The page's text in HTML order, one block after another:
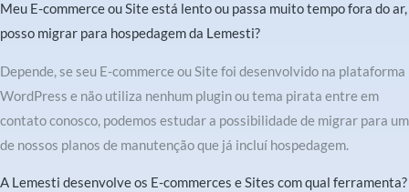
Meu E-commerce ou Site está lento ou passa muito tempo fora do ar,
posso migrar para hospedagem da Lemesti?
Depende, se seu E-commerce ou Site foi desenvolvido na plataforma
WordPress e não utiliza nenhum plugin ou tema pirata entre em
contato conosco, podemos estudar a possibilidade de migrar para um
de nossos planos de manutenção que já incluí hospedagem.
A Lemesti desenvolve os E-commerces e Sites com qual ferramenta?